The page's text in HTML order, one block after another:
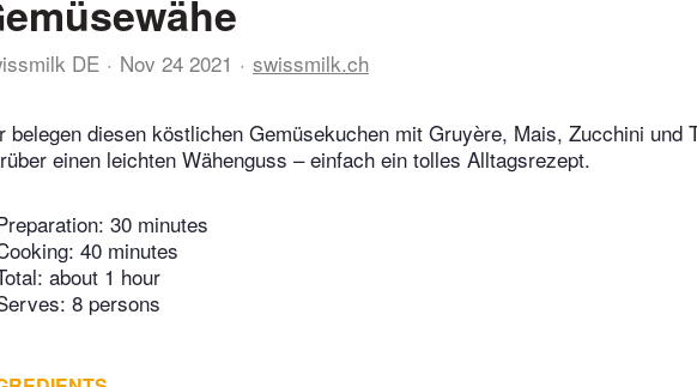
DE Nov 24 2021 swissmilk.ch
belegen diesen köstlichen Gemüsekuchen mit Gruyère, Mais, Zucchini und
einen leichten Wähenguss – einfach ein tolles Alltagsrezept.
30 minutes
40 minutes
about 1 hour
8 persons